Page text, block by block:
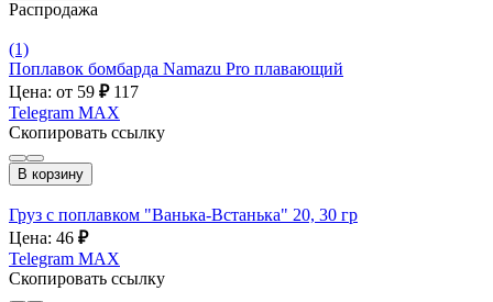
Распродажа
(1)
Поплавок бомбарда Namazu Pro плавающий
Цена: от 59 ₽ 117
Telegram MAX
Скопировать ссылку
В корзину
Груз с поплавком "Ванька-Встанька" 20, 30 гр
Цена: 46 ₽
Telegram MAX
Скопировать ссылку